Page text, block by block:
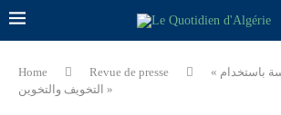
Home Revue de presse
« النظام يمارس السياسة باستخدام
التخويف والتخوين »